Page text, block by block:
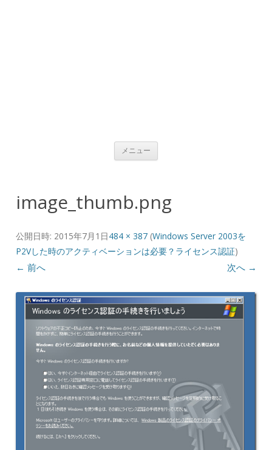
メニュー コンテンツへ移動
image_thumb.png
公開日時: 2015年7月1日484 × 387(Windows Server 2003を
P2Vした時のアクティベーションは必要？ライセンス認証)
← 前へ 次へ →